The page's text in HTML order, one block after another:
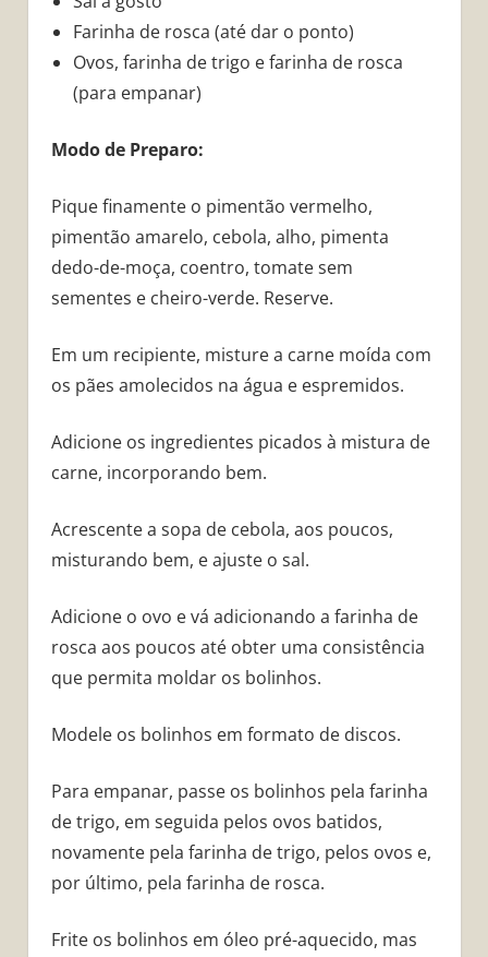
Farinha de rosca (até dar o ponto)
Ovos, farinha de trigo e farinha de rosca
(para empanar)
Modo de Preparo:
Pique finamente o pimentão vermelho,
pimentão amarelo, cebola, alho, pimenta
dedo-de-moça, coentro, tomate sem
sementes e cheiro-verde. Reserve.
Em um recipiente, misture a carne moída com
os pães amolecidos na água e espremidos.
Adicione os ingredientes picados à mistura de
carne, incorporando bem.
Acrescente a sopa de cebola, aos poucos,
misturando bem, e ajuste o sal.
Adicione o ovo e vá adicionando a farinha de
rosca aos poucos até obter uma consistência
que permita moldar os bolinhos.
Modele os bolinhos em formato de discos.
Para empanar, passe os bolinhos pela farinha
de trigo, em seguida pelos ovos batidos,
novamente pela farinha de trigo, pelos ovos e,
por último, pela farinha de rosca.
Frite os bolinhos em óleo pré-aquecido, mas